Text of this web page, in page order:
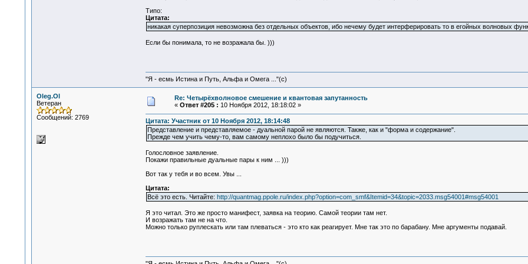
Типо:
Цитата:
никакая суперпозиция невозможна без отдельных объектов, ибо нечему будет интерферировать то в егойных волновых
Если бы понимала, то не возражала бы. )))
"Я - есмь Истина и Путь, Альфа и Омега ..."(с)
Oleg.Ol
Ветеран
Сообщений: 2769
Re: Четырёхволновое смешение и квантовая запутанность
« Ответ #205 : 10 Ноября 2012, 18:18:02 »
Цитата: Участник от 10 Ноября 2012, 18:14:48
Представление и представляемое - дуальной парой не являются. Также, как и "форма и содержание".
Прежде чем учить чему-то, вам самому неплохо было бы подучиться.
Голословное заявление.
Покажи правильные дуальные пары к ним ... )))
Вот так у тебя и во всем. Увы ...
Цитата:
Всё это есть. Читайте: http://quantmag.ppole.ru/index.php?option=com_smf&Itemid=34&topic=2033.msg54001#msg54001
Я это читал. Это же просто манифест, заявка на теорию. Самой теории там нет.
И возражать там не на что.
Можно только руплескать или там плеваться - это кто как реагирует. Мне так это по барабану. Мне аргументы подавай.